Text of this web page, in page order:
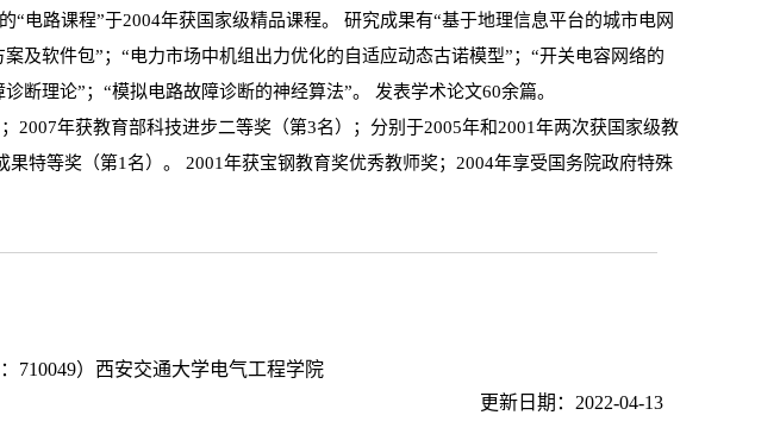
电路课程”于2004年获国家级精品课程。 研究成果有“基于地理信息平台的城市电网
及软件包”；“电力市场中机组出力优化的自适应动态古诺模型”；“开关电容网络的
断理论”；“模拟电路故障诊断的神经算法”。 发表学术论文60余篇。
2007年获教育部科技进步二等奖（第3名）；分别于2005年和2001年两次获国家级教
特等奖（第1名）。 2001年获宝钢教育奖优秀教师奖；2004年享受国务院政府特殊
710049）西安交通大学电气工程学院
更新日期：2022-04-13